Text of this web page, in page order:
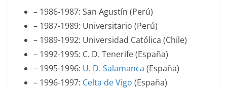
– 1986-1987: San Agustín (Perú)
– 1987-1989: Universitario (Perú)
– 1989-1992: Universidad Católica (Chile)
– 1992-1995: C. D. Tenerife (España)
– 1995-1996: U. D. Salamanca (España)
– 1996-1997: Celta de Vigo (España)